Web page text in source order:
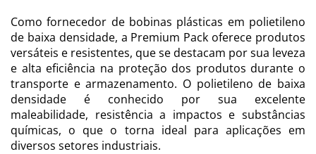
Como fornecedor de bobinas plásticas em polietileno
de baixa densidade, a Premium Pack oferece produtos
versáteis e resistentes, que se destacam por sua leveza
e alta eficiência na proteção dos produtos durante o
transporte e armazenamento. O polietileno de baixa
densidade é conhecido por sua excelente
maleabilidade, resistência a impactos e substâncias
químicas, o que o torna ideal para aplicações em
diversos setores industriais.